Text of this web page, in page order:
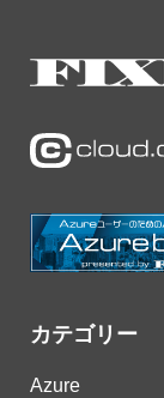
カテゴリー
Azure